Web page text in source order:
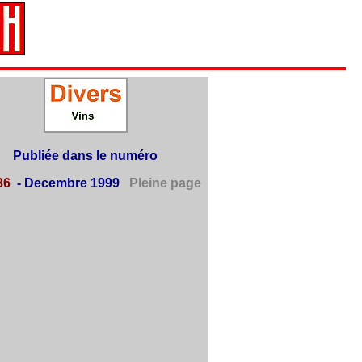
Publiée dans le numéro
- Decembre 1999 Pleine page